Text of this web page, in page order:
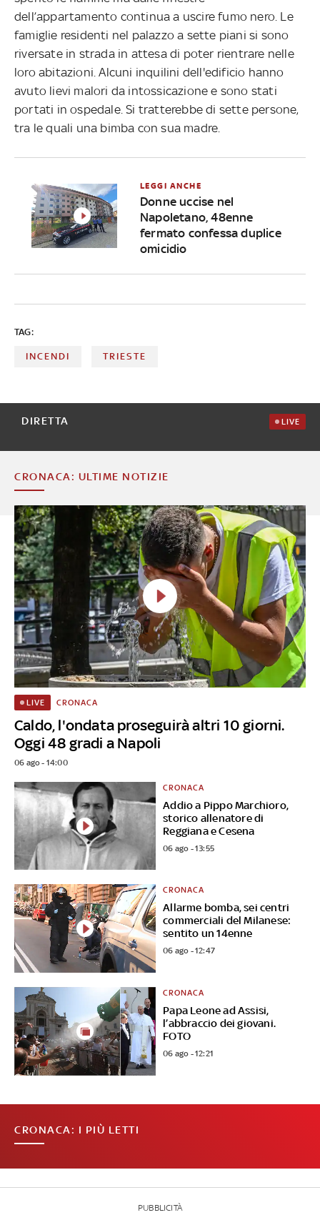
dell’appartamento continua a uscire fumo nero. Le
famiglie residenti nel palazzo a sette piani si sono
riversate in strada in attesa di poter rientrare nelle
loro abitazioni. Alcuni inquilini dell'edificio hanno
avuto lievi malori da intossicazione e sono stati
portati in ospedale. Si tratterebbe di sette persone,
tra le quali una bimba con sua madre.
LEGGI ANCHE
Donne uccise nel
Napoletano, 48enne
fermato confessa duplice
omicidio
TAG:
INCENDI TRIESTE
DIRETTA LIVE
CRONACA: ULTIME NOTIZIE
Caldo, l'ondata proseguirà altri 10 giorni.
Oggi 48 gradi a Napoli
LIVE CRONACA
06 ago - 14:00
Addio a Pippo Marchioro,
storico allenatore di
Reggiana e Cesena
CRONACA
06 ago - 13:55
Allarme bomba, sei centri
commerciali del Milanese:
sentito un 14enne
CRONACA
06 ago - 12:47
Papa Leone ad Assisi,
l’abbraccio dei giovani.
FOTO
CRONACA
06 ago - 12:21
CRONACA: I PIÙ LETTI
PUBBLICITÀ